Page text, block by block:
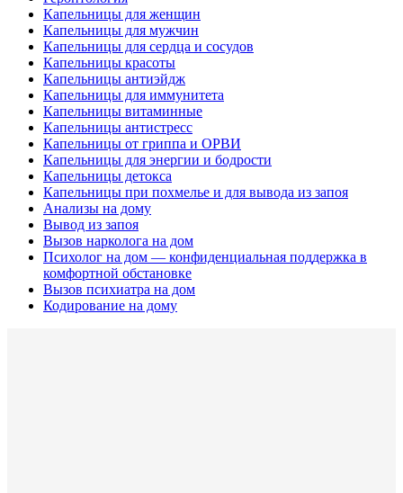
Капельницы для женщин
Капельницы для мужчин
Капельницы для сердца и сосудов
Капельницы красоты
Капельницы антиэйдж
Капельницы для иммунитета
Капельницы витаминные
Капельницы антистресс
Капельницы от гриппа и ОРВИ
Капельницы для энергии и бодрости
Капельницы детокса
Капельницы при похмелье и для вывода из запоя
Анализы на дому
Вывод из запоя
Вызов нарколога на дом
Психолог на дом — конфиденциальная поддержка в
комфортной обстановке
Вызов психиатра на дом
Кодирование на дому